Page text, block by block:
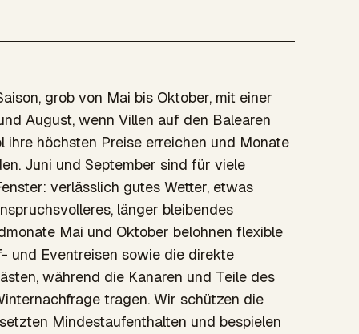
grob von Mai bis Oktober, mit einer
August, wenn Villen auf den Balearen
ihre höchsten Preise erreichen und Monate
Juni und September sind für viele
verlässlich gutes Wetter, etwas
länger bleibendes
Mai und Oktober belohnen flexible
und Eventreisen sowie die direkte
während die Kanaren und Teile des
tragen. Wir schützen die
Mindestaufenthalten und bespielen